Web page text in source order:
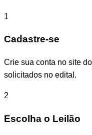
1
Cadastre-se
Crie sua conta no site
solicitados no edital.
2
Escolha o Leilão